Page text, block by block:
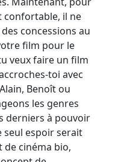
confortable, il ne
concessions au
film pour le
veux faire un film
toi avec
Benoît ou
les genres
derniers à pouvoir
seul espoir serait
de cinéma bio,